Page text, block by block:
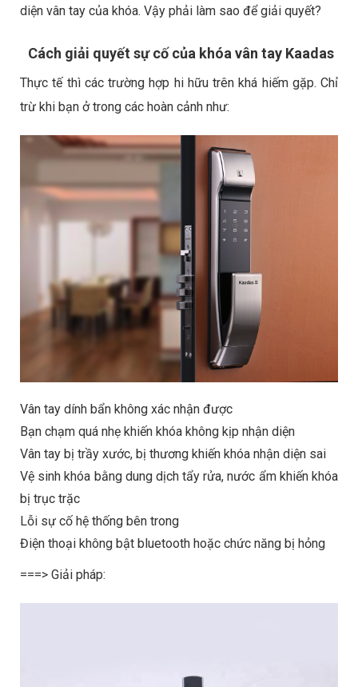
diện vân tay của khóa. Vậy phải làm sao để giải quyết?
Cách giải quyết sự cố của khóa vân tay Kaadas
Thực tế thì các trường hợp hi hữu trên khá hiếm gặp. Chỉ
trừ khi bạn ở trong các hoàn cảnh như:
Vân tay dính bẩn không xác nhận được
Bạn chạm quá nhẹ khiến khóa không kịp nhận diện
Vân tay bị trầy xước, bị thương khiến khóa nhận diện sai
Vệ sinh khóa bằng dung dịch tẩy rửa, nước ẩm khiến khóa
bị trục trặc
Lỗi sự cố hệ thống bên trong
Điện thoại không bật bluetooth hoặc chức năng bị hỏng
===> Giải pháp: